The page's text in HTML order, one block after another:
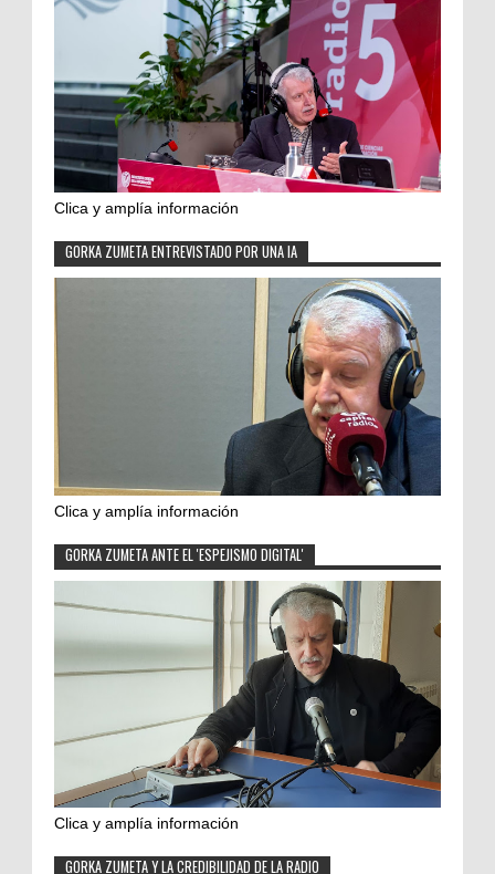
Clica y amplía información
GORKA ZUMETA ENTREVISTADO POR UNA IA
Clica y amplía información
GORKA ZUMETA ANTE EL 'ESPEJISMO DIGITAL'
Clica y amplía información
GORKA ZUMETA Y LA CREDIBILIDAD DE LA RADIO